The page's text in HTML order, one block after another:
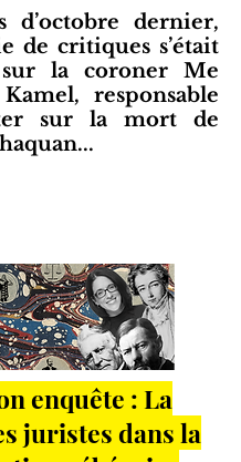
d’octobre dernier,
de critiques s’était
sur la coroner Me
responsable
sur la mort de
enquête : La
juristes dans la